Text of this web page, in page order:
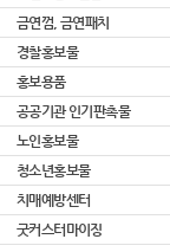
금연껌, 금연패치
경찰홍보물
홍보용품
공공기관 인기판촉물
노인홍보물
청소년홍보물
치매예방센터
굿커스터마이징